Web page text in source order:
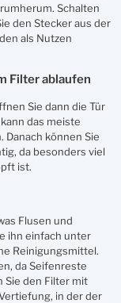
Schalten
den Stecker aus der
als Nutzen
Filter ablaufen
Sie dann die Tür
das meiste
Danach können Sie
da besonders viel
ist.
Flusen und
ihn einfach unter
Reinigungsmittel.
da Seifenreste
Sie den Filter mit
in der der